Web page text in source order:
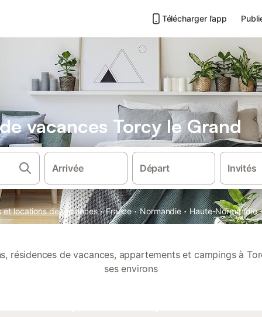
Télécharger l’app
vacances Torcy le Grand
Arrivée Départ Invités
et locations de vacances · France · Normandie · Haute-Normandie
résidences de vacances, appartements et campings à
ses environs